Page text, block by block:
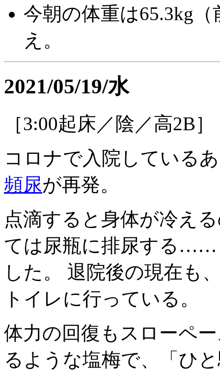
今朝の体重は65.3kg
え。
2021/05/19/水
［3:00起床／陰／高2B］
コロナで入院している
頻尿が再発。
点滴すると身体が冷え
ては尿瓶に排尿する……
した。 退院後の現在も
トイレに行っている。
体力の回復もスローペ
るような塩梅で、「ひ